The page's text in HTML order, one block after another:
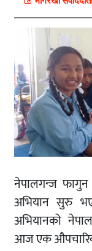
नेपालगन्ज
अभियान सुरु
अभियानको
आज एक औपचारिक